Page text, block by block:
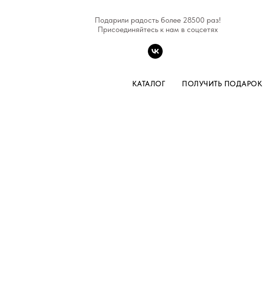
Подарили радость более 28500 раз!
Присоединяйтесь к нам в соцсетях
КАТАЛОГ ПОЛУЧИТЬ ПОДАРОК